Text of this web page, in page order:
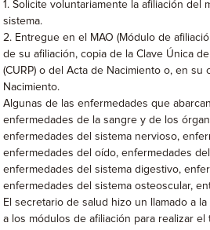
1. Solicite voluntariamente la afiliación del
sistema.
2. Entregue en el MAO (Módulo de
de su afiliación, copia de la Clave Única
(CURP) o del Acta de Nacimiento o, en su
Nacimiento.
Algunas de las enfermedades que
enfermedades de la sangre y de los
enfermedades del sistema nervioso,
enfermedades del oído, enfermedades
enfermedades del sistema digestivo,
enfermedades del sistema osteoscular,
El secretario de salud hizo un llamado a
a los módulos de afiliación para realizar el